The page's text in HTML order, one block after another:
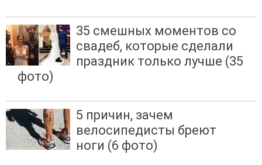
35 смешных моментов со
свадеб, которые сделали
праздник только лучше (35
фото)
5 причин, зачем
велосипедисты бреют
ноги (6 фото)